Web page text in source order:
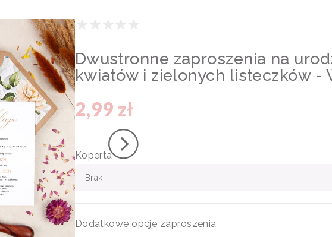
Dwustronne zaproszenia na
kwiatów i zielonych listeczków -
2,99 zł
Koperta
Brak
Dodatkowe opcje zaproszenia